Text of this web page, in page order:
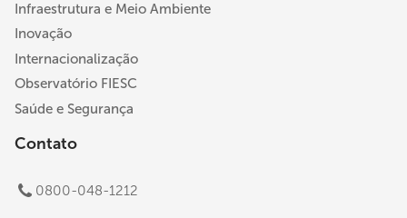
Infraestrutura e Meio Ambiente
Inovação
Internacionalização
Observatório FIESC
Saúde e Segurança
Contato
0800-048-1212